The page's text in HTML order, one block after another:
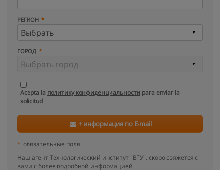
РЕГИОН
ГОРОД
Acepta la политику конфиденциальности para enviar la
solicitud
+ информация по E-mail
* обязательные поля
Наш агент Технологический институт "ВТУ", скоро свяжется с
вами с более подробной информацией